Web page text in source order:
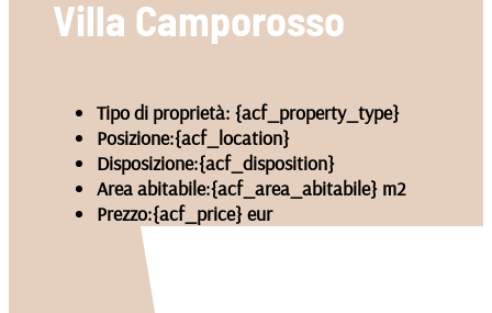
Villa Camporosso
Tipo di proprietà: {acf_property_type}
Posizione:{acf_location}
Disposizione:{acf_disposition}
Area abitabile:{acf_area_abitabile} m2
Prezzo:{acf_price} eur